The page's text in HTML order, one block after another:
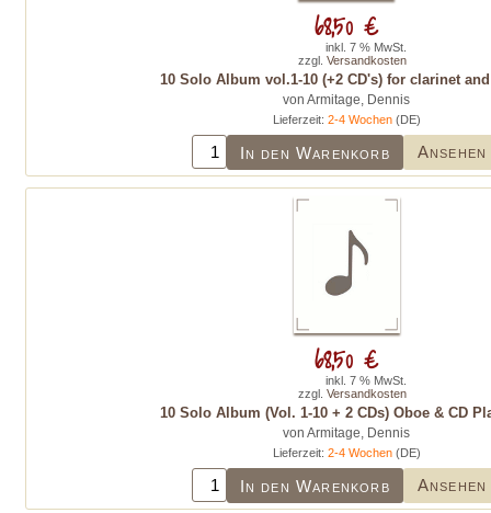
10 Solo Album vol.1-10 (+2 CD's) for clarinet
von Armitage, Dennis
Lieferzeit: 2-4 Wochen(DE)
In den Warenkorb Ansehen
68,50 €
inkl. 7 % MwSt.
zzgl. Versandkosten
10 Solo Album (Vol. 1-10 + 2 CDs) Oboe & CD
von Armitage, Dennis
Lieferzeit: 2-4 Wochen(DE)
In den Warenkorb Ansehen
68,50 €
inkl. 7 % MwSt.
zzgl. Versandkosten